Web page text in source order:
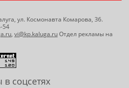
ул. Космонавта Комарова, 36.
54
, vi@kp.kaluga.ruОтдел рекламы на
соцсетях